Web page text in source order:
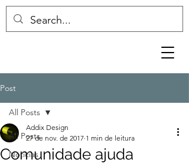
Post
All Posts
Notícias
All Posts
Comunidade ajuda
Addix Design
27 de nov. de 2017 1 min de leitura